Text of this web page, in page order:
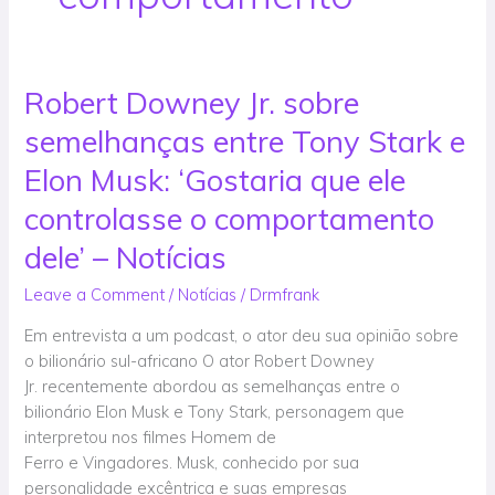
Robert Downey Jr. sobre
semelhanças entre Tony Stark e
Elon Musk: ‘Gostaria que ele
controlasse o comportamento
dele’ – Notícias
Leave a Comment / Notícias / Drmfrank
Em entrevista a um podcast, o ator deu sua opinião sobre
o bilionário sul-africano O ator Robert Downey
Jr. recentemente abordou as semelhanças entre o
bilionário Elon Musk e Tony Stark, personagem que
interpretou nos filmes Homem de
Ferro e Vingadores. Musk, conhecido por sua
personalidade excêntrica e suas empresas
Robert
Downey
Jr.
sobre
semelhanças
entre
Tony
Stark
e
Elon
Musk:
‘Gostaria
que
ele
controlasse